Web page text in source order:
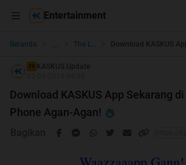
Entertainment
Beranda ... The Lounge
TS
KASKUS.Update
Download KASKUS App Sekarang
Phone Agan-Agan!
Bagikan
Waazzaaapp